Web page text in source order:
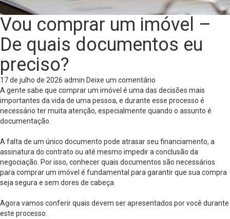
Vou comprar um imóvel –
De quais documentos eu
preciso?
17 de julho de 2026 admin Deixe um comentário
A gente sabe que comprar um imóvel é uma das decisões mais
importantes da vida de uma pessoa, e durante esse processo é
necessário ter muita atenção, especialmente quando o assunto é
documentação.
A falta de um único documento pode atrasar seu financiamento, a
assinatura do contrato ou até mesmo impedir a conclusão da
negociação. Por isso, conhecer quais documentos são necessários
para comprar um imóvel é fundamental para garantir que sua compra
seja segura e sem dores de cabeça.
Agora vamos conferir quais devem ser apresentados por você durante
este processo.